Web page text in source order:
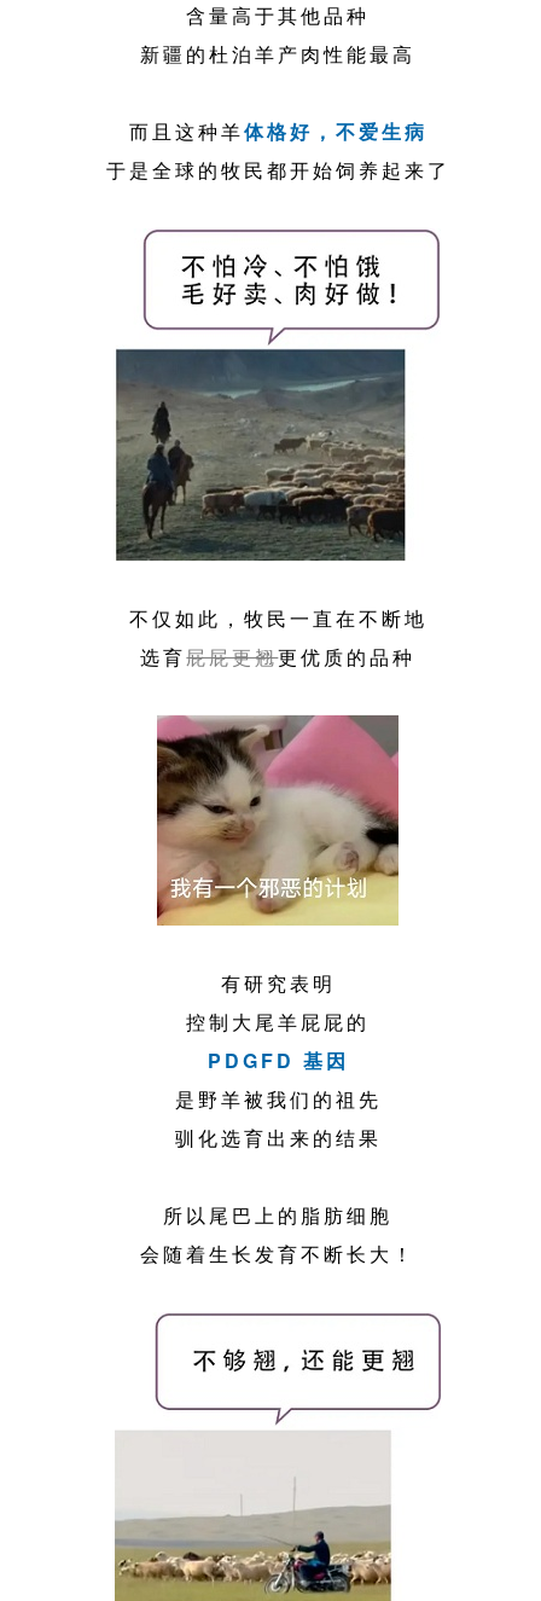
含量高于其他品种
新疆的杜泊羊产肉性能最高
而且这种羊体格好，不爱生病
于是全球的牧民都开始饲养起来了
不仅如此，牧民一直在不断地
选育屁屁更翘更优质的品种
有研究表明
控制大尾羊屁屁的
PDGFD 基因
是野羊被我们的祖先
驯化选育出来的结果
所以尾巴上的脂肪细胞
会随着生长发育不断长大！